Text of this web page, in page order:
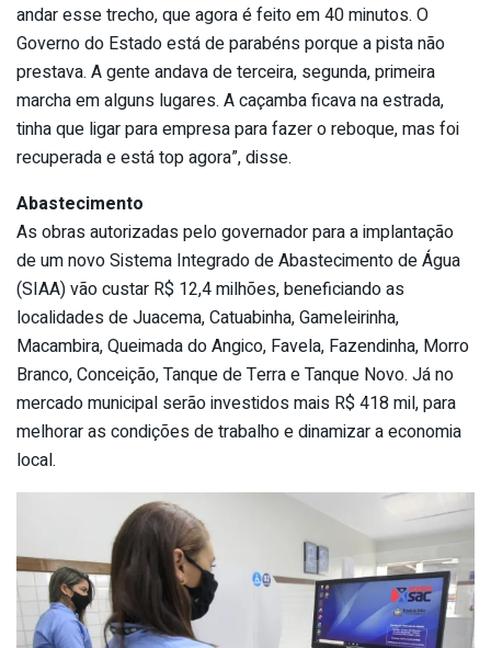
andar esse trecho, que agora é feito em 40 minutos. O
Governo do Estado está de parabéns porque a pista não
prestava. A gente andava de terceira, segunda, primeira
marcha em alguns lugares. A caçamba ficava na estrada,
tinha que ligar para empresa para fazer o reboque, mas foi
recuperada e está top agora”, disse.
Abastecimento
As obras autorizadas pelo governador para a implantação
de um novo Sistema Integrado de Abastecimento de Água
(SIAA) vão custar R$ 12,4 milhões, beneficiando as
localidades de Juacema, Catuabinha, Gameleirinha,
Macambira, Queimada do Angico, Favela, Fazendinha, Morro
Branco, Conceição, Tanque de Terra e Tanque Novo. Já no
mercado municipal serão investidos mais R$ 418 mil, para
melhorar as condições de trabalho e dinamizar a economia
local.